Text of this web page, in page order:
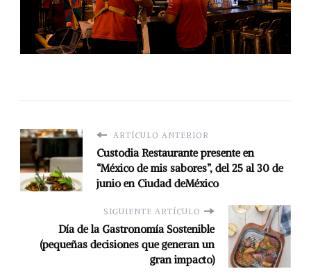
ARTÍCULO ANTERIOR
Custodia Restaurante presente en
“México de mis sabores”, del 25 al 30 de
junio en Ciudad deMéxico
SIGUIENTE ARTÍCULO
Día de la Gastronomía Sostenible
(pequeñas decisiones que generan un
gran impacto)